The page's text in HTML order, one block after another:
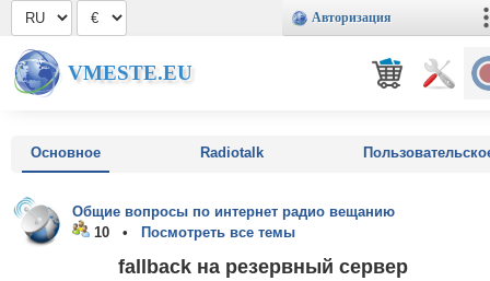
Авторизация
VMESTE.EU
Основное Radiotalk
Общие вопросы по интернет радио вещанию
10 •
Посмотреть все темы
fallback на резервный сервер